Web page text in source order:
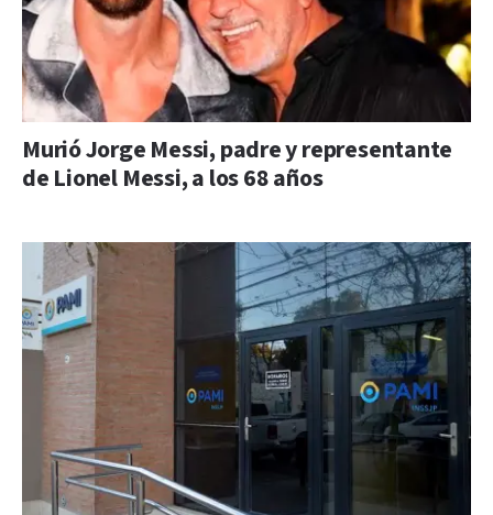
Murió Jorge Messi, padre y representante
de Lionel Messi, a los 68 años